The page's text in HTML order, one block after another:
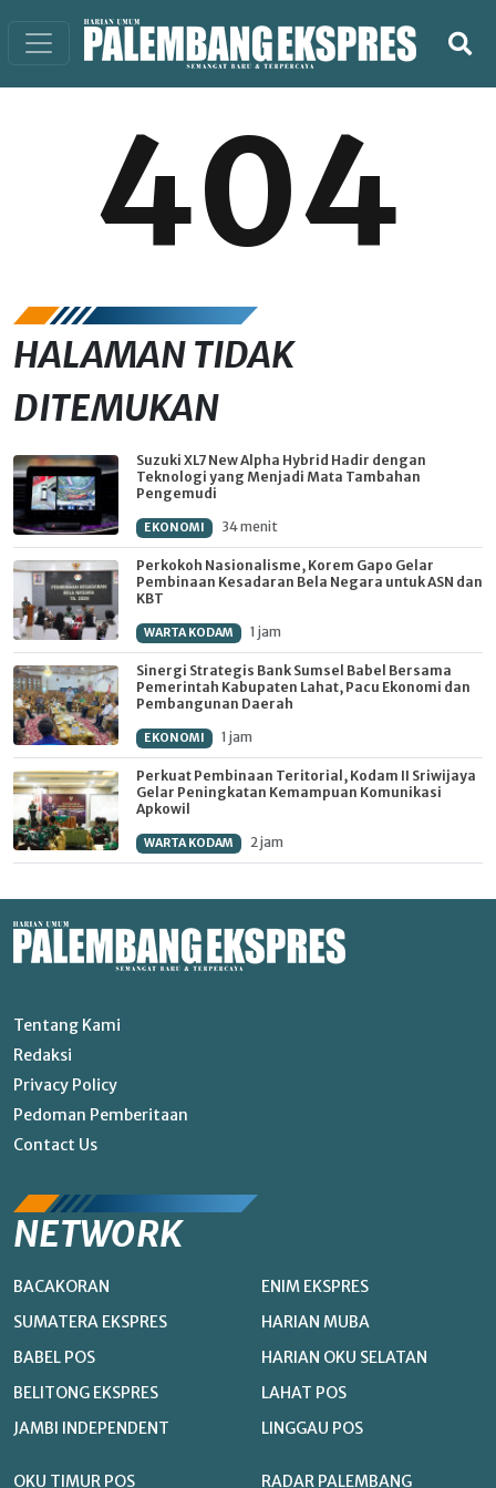
404
HALAMAN TIDAK
DITEMUKAN
Suzuki XL7 New Alpha Hybrid Hadir dengan
Teknologi yang Menjadi Mata Tambahan
Pengemudi
EKONOMI 34 menit
Perkokoh Nasionalisme, Korem Gapo Gelar
Pembinaan Kesadaran Bela Negara untuk ASN dan
KBT
WARTA KODAM 1 jam
Sinergi Strategis Bank Sumsel Babel Bersama
Pemerintah Kabupaten Lahat, Pacu Ekonomi dan
Pembangunan Daerah
EKONOMI 1 jam
Perkuat Pembinaan Teritorial, Kodam II Sriwijaya
Gelar Peningkatan Kemampuan Komunikasi
Apkowil
WARTA KODAM 2 jam
Tentang Kami
Redaksi
Privacy Policy
Pedoman Pemberitaan
Contact Us
NETWORK
BACAKORAN
SUMATERA EKSPRES
BABEL POS
BELITONG EKSPRES
JAMBI INDEPENDENT
ENIM EKSPRES
HARIAN MUBA
HARIAN OKU SELATAN
LAHAT POS
LINGGAU POS
OKU TIMUR POS RADAR PALEMBANG